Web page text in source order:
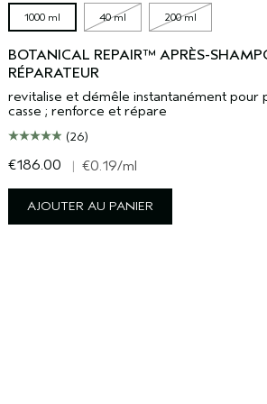
1000 ml 40 ml 200 ml
BOTANICAL REPAIR™ APRÈS-
RÉPARATEUR
revitalise et démêle instantanément pour
casse ; renforce et répare
(26)
€186.00 | €0.19/ml
AJOUTER AU PANIER